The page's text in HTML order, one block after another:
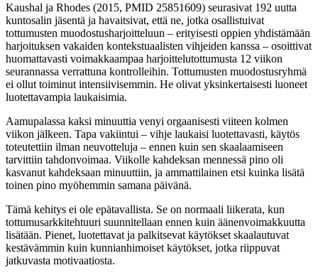
Kaushal ja Rhodes (2015, PMID 25851609) seurasivat 192 uutta
kuntosalin jäsentä ja havaitsivat, että ne, jotka osallistuivat
tottumusten muodostusharjoitteluun – erityisesti oppien yhdistämään
harjoituksen vakaiden kontekstuaalisten vihjeiden kanssa – osoittivat
huomattavasti voimakkaampaa harjoittelutottumusta 12 viikon
seurannassa verrattuna kontrolleihin. Tottumusten muodostusryhmä
ei ollut toiminut intensiivisemmin. He olivat yksinkertaisesti luoneet
luotettavampia laukaisimia.
Aamupalassa kaksi minuuttia venyi orgaanisesti viiteen kolmen
viikon jälkeen. Tapa vakiintui – vihje laukaisi luotettavasti, käytös
toteutettiin ilman neuvotteluja – ennen kuin sen skaalaamiseen
tarvittiin tahdonvoimaa. Viikolle kahdeksan mennessä pino oli
kasvanut kahdeksaan minuuttiin, ja ammattilainen etsi kuinka lisätä
toinen pino myöhemmin samana päivänä.
Tämä kehitys ei ole epätavallista. Se on normaali liikerata, kun
tottumusarkkitehtuuri suunnitellaan ennen kuin äänenvoimakkuutta
lisätään. Pienet, luotettavat ja palkitsevat käytökset skaalautuvat
kestävämmin kuin kunnianhimoiset käytökset, jotka riippuvat
jatkuvasta motivaatiosta.